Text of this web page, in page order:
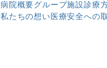
病院概要グループ施設診療
私たちの想い 医療安全への